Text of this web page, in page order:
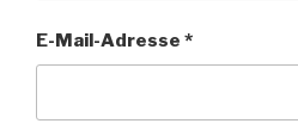
E-Mail-Adresse *